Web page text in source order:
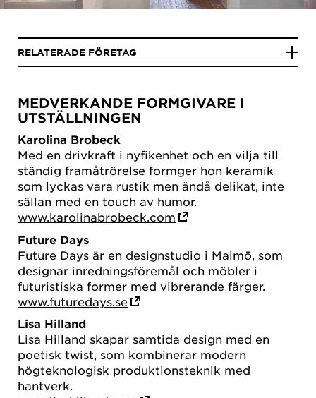
MEDVERKANDE FORMGIVARE I
UTSTÄLLNINGEN
Karolina Brobeck
Med en drivkraft i nyfikenhet och en vilja till
ständig framåtrörelse formger hon keramik
som lyckas vara rustik men ändå delikat, inte
sällan med en touch av humor.
www.karolinabrobeck.com
Future Days
Future Days är en designstudio i Malmö, som
designar inredningsföremål och möbler i
futuristiska former med vibrerande färger.
www.futuredays.se
Lisa Hilland
Lisa Hilland skapar samtida design med en
poetisk twist, som kombinerar modern
högteknologisk produktionsteknik med
hantverk.
RELATERADE FÖRETAG